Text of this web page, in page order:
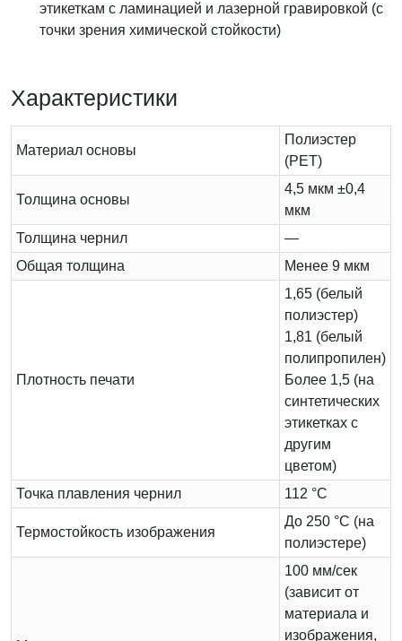
этикеткам с ламинацией и лазерной гравировкой (с
точки зрения химической стойкости)
Характеристики
Материал основы
Полиэстер
(PET)
Толщина основы
4,5 мкм ±0,4
мкм
Толщина чернил
—
Общая толщина
Менее 9 мкм
Плотность печати
1,65 (белый
полиэстер)
1,81 (белый
полипропилен)
Более 1,5 (на
синтетических
этикетках с
другим
цветом)
Точка плавления чернил
112 °C
Термостойкость изображения
До 250 °C (на
полиэстере)
100 мм/сек
(зависит от
материала и
изображения,